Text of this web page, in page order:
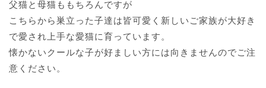
父猫と母猫ももちろんですが
こちらから巣立った子達は皆可愛く新しいご家族が大好き
で愛され上手な愛猫に育っています。
懐かないクールな子が好ましい方には向きませんのでご注
意ください。